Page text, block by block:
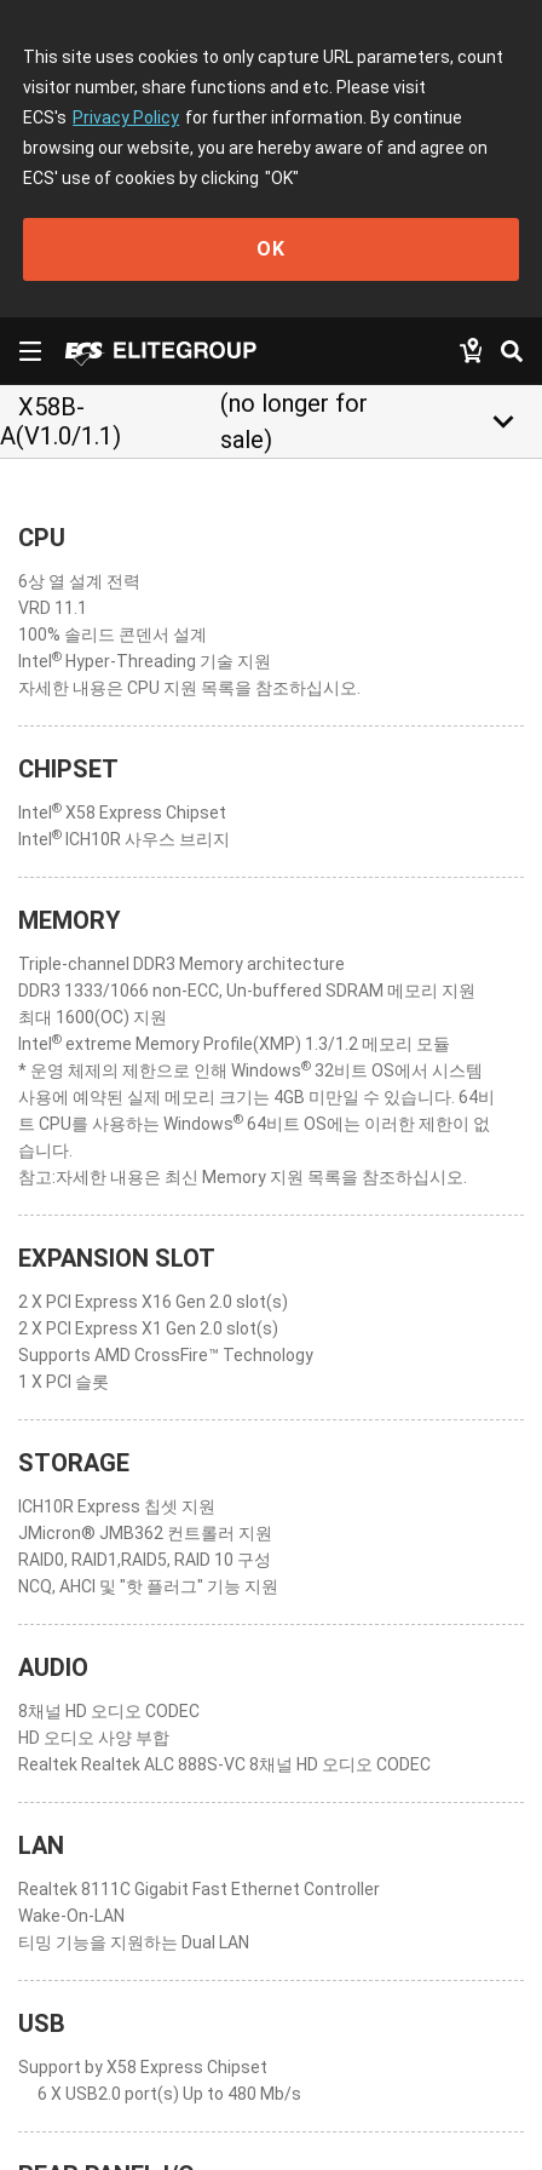
This site uses cookies to only capture URL parameters, count
visitor number, share functions and etc. Please visit
ECS's Privacy Policy for further information. By continue
browsing our website, you are hereby aware of and agree on
ECS' use of cookies by clicking "OK"
OK
X58B-
A(V1.0/1.1)
(no longer for
sale)
keyboard_arrow_down
CPU
6상 열 설계 전력
VRD 11.1
100% 솔리드 콘덴서 설계
Intel ® Hyper-Threading 기술 지원
자세한 내용은 CPU 지원 목록을 참조하십시오.
CHIPSET
Intel ® X58 Express Chipset
Intel ® ICH10R 사우스 브리지
MEMORY
Triple-channel DDR3 Memory architecture
DDR3 1333/1066 non-ECC, Un-buffered SDRAM 메모리 지원
최대 1600(OC) 지원
Intel ® extreme Memory Profile(XMP) 1.3/1.2 메모리 모듈
* 운영 체제의 제한으로 인해 Windows® 32비트 OS에서 시스템
사용에 예약된 실제 메모리 크기는 4GB 미만일 수 있습니다. 64비
트 CPU를 사용하는 Windows® 64비트 OS에는 이러한 제한이 없
습니다.
참고:자세한 내용은 최신 Memory 지원 목록을 참조하십시오.
EXPANSION SLOT
2 X PCI Express X16 Gen 2.0 slot(s)
2 X PCI Express X1 Gen 2.0 slot(s)
Supports AMD CrossFire™ Technology
1 X PCI 슬롯
STORAGE
ICH10R Express 칩셋 지원
JMicron® JMB362 컨트롤러 지원
RAID0, RAID1,RAID5, RAID 10 구성
NCQ, AHCI 및 "핫 플러그" 기능 지원
AUDIO
8채널 HD 오디오 CODEC
HD 오디오 사양 부합
Realtek Realtek ALC 888S-VC 8채널 HD 오디오 CODEC
LAN
Realtek 8111C Gigabit Fast Ethernet Controller
Wake-On-LAN
티밍 기능을 지원하는 Dual LAN
USB
Support by X58 Express Chipset
6 X USB2.0 port(s) Up to 480 Mb/s